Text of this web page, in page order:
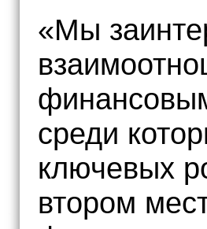
«Мы
среди
ключевых
втором